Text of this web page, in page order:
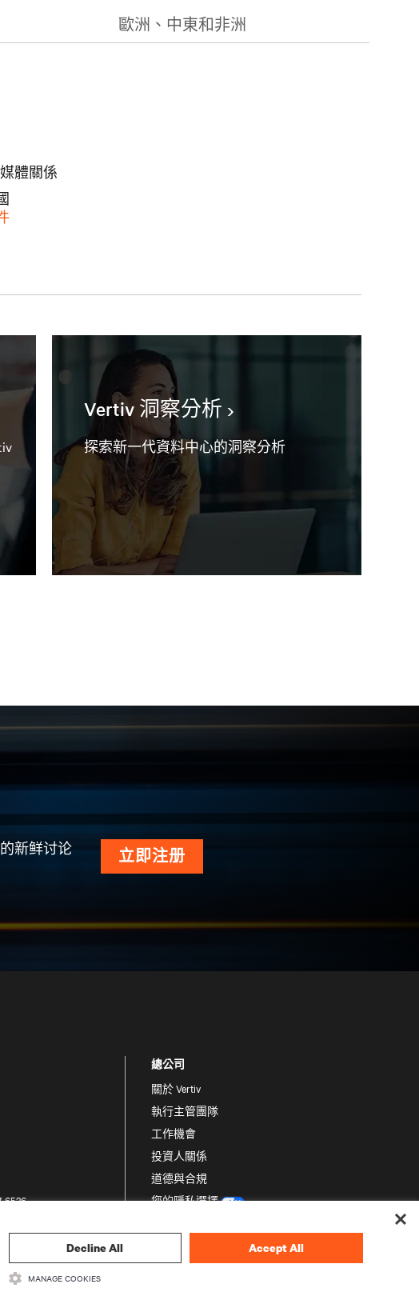
歐洲、中東和非洲
體關係
Vertiv 洞察分析
探索新一代資料中心的洞察分析
新鲜讨论
立即注册
6526
總公司
關於 Vertiv
執行主管團隊
工作機會
投資人關係
道德與合規
您的隱私選擇
Decline All Accept All
MANAGE COOKIES